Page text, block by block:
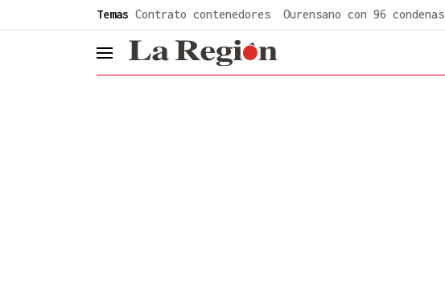
Temas Contrato contenedores Ourensano con 96 condenas
header.menu.open